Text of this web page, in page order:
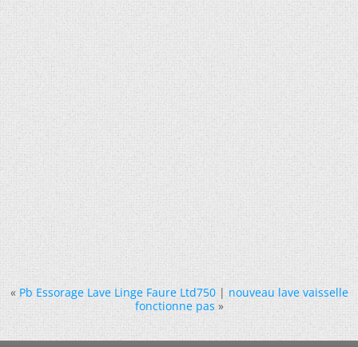
« Pb Essorage Lave Linge Faure Ltd750|nouveau lave vaisselle
fonctionne pas »